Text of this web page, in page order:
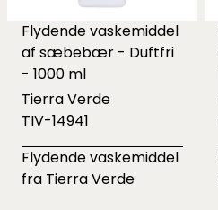
Flydende vaskemiddel
af sæbebær - Duftfri
- 1000 ml
Tierra Verde
TIV-14941
Flydende vaskemiddel
fra Tierra Verde